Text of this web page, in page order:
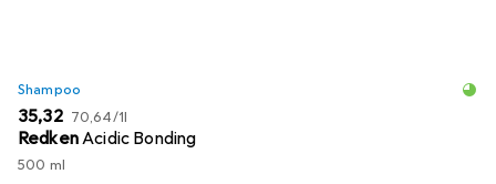
Shampoo
EUR
35,32 EUR
70,64/1l
RedkenAcidic Bonding
500 ml